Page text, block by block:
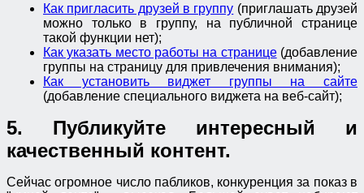
Как пригласить друзей в группу (приглашать друзей
можно только в группу, на публичной странице
такой функции нет);
Как указать место работы на странице(добавление
группы на страницу для привлечения внимания);
Как установить виджет группы на сайте
(добавление специального виджета на веб-сайт);
5. Публикуйте интересный и
качественный контент.
Сейчас огромное число пабликов, конкуренция за показ в